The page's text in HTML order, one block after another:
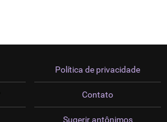
Política de privacidade
Contato
Sugerir antônimos